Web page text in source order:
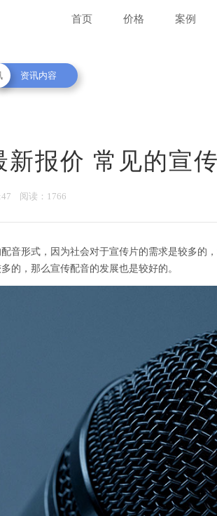
首页 价格 案例
资讯内容
新报价 常见的宣
阅读：1766
音形式，因为社会对于宣传片的需求是较多的
的，那么宣传配音的发展也是较好的。